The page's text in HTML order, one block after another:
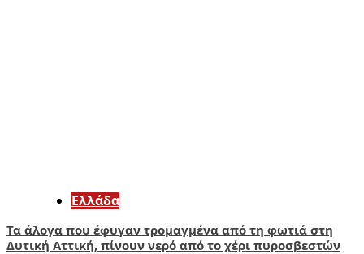
Ελλάδα
Τα άλογα που έφυγαν τρομαγμένα από τη φωτιά στη
Δυτική Αττική, πίνουν νερό από το χέρι πυροσβεστών